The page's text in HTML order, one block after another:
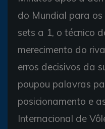
do Mundial para
sets a 1, o técnico
merecimento do
erros decisivos da
poupou palavras
posicionamento e
Internacional de